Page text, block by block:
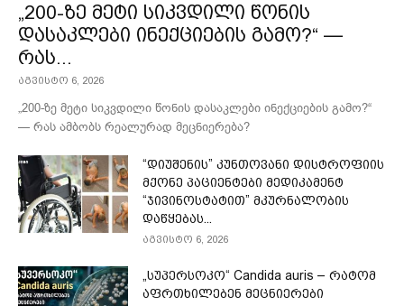
„200-ზე მეტი სიკვდილი წონის
დასაკლები ინექციების გამო?“ —
რას...
აგვისტო 6, 2026
„200-ზე მეტი სიკვდილი წონის დასაკლები ინექციების გამო?“
— რას ამბობს რეალურად მეცნიერება?
“დიუშენის” კუნთოვანი დისტროფიის
მქონე პაციენტები მედიკამენტ
“ჯივინოსტატით” მკურნალობის
დაწყებას...
აგვისტო 6, 2026
„სუპერსოკო“ Candida auris – რატომ
აფრთხილებენ მეცნიერები